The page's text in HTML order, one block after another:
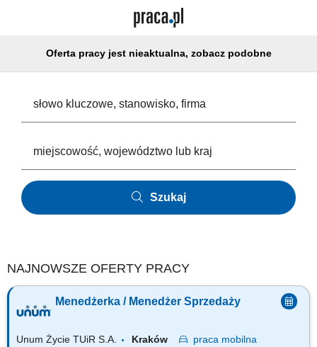
Oferta pracy jest nieaktualna, zobacz podobne
Szukaj
NAJNOWSZE OFERTY PRACY
Menedżerka / Menedżer Sprzedaży
Unum Życie TUiR S.A. Kraków praca mobilna